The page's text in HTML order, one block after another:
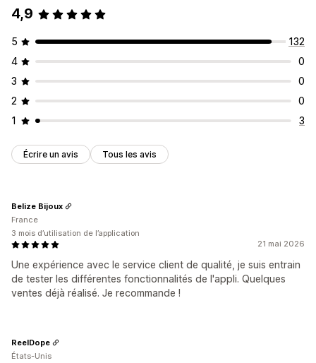
4,9
5
132
4
0
3
0
2
0
1
3
Écrire un avis Tous les avis
21 mai 2026
Une expérience avec le service client de qualité, je suis entrain
de tester les différentes fonctionnalités de l'appli. Quelques
ventes déjà réalisé. Je recommande !
Belize Bijoux
France
3 mois d’utilisation de l’application
ReelDope
États-Unis